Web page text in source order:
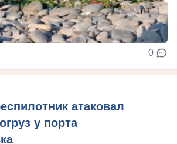
0
атаковал
у порта